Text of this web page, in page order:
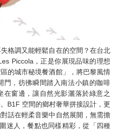
格調又能輕鬆自在的空間？在台北
Piccola，正是你展現品味的理想
的城市秘境餐酒館」，將巴黎風情
門，彷彿瞬間踏入南法小鎮的咖啡
在窗邊，讓自然光影灑落於綠意之
B1F 空間的鄉村奢華拼接設計，更
話在輕柔音樂中自然展開，無需擔
迷人，餐點也同樣精彩，從「四種